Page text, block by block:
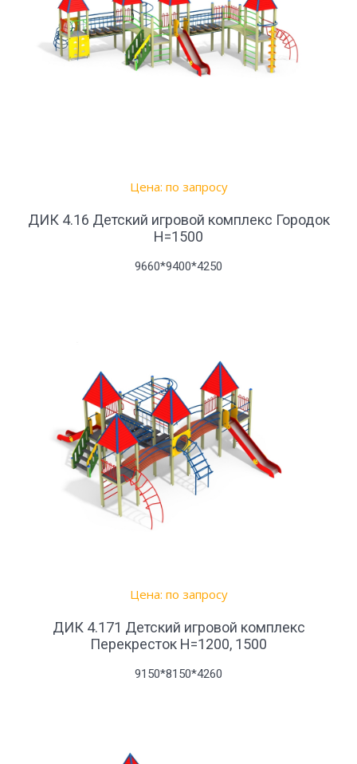
Цена: по запросу
ДИК 4.16 Детский игровой комплекс Городок
Н=1500
9660*9400*4250
Цена: по запросу
ДИК 4.171 Детский игровой комплекс
Перекресток Н=1200, 1500
9150*8150*4260